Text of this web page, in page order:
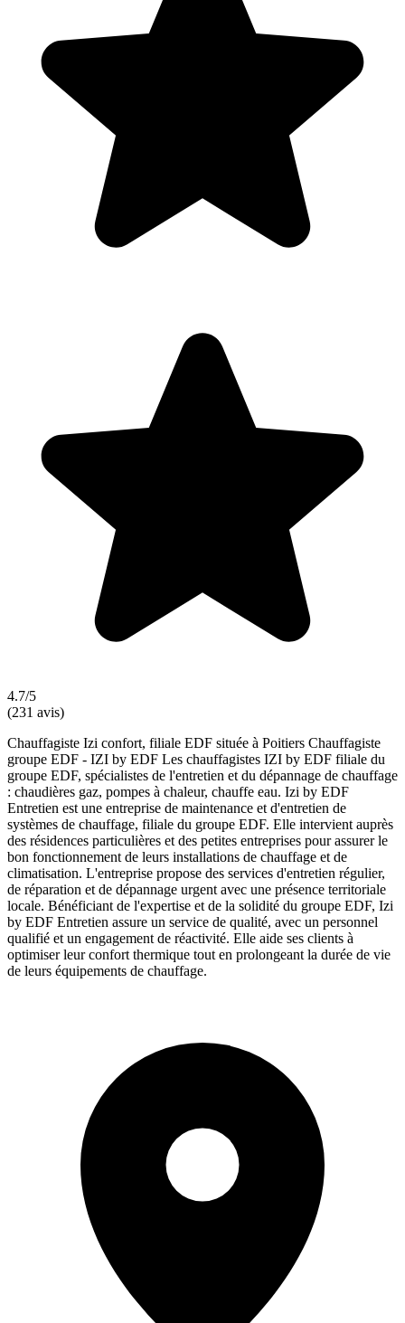
4.7/5
(231 avis)
Chauffagiste Izi confort, filiale EDF située à Poitiers Chauffagiste
groupe EDF - IZI by EDF Les chauffagistes IZI by EDF filiale du
groupe EDF, spécialistes de l'entretien et du dépannage de chauffage
: chaudières gaz, pompes à chaleur, chauffe eau. Izi by EDF
Entretien est une entreprise de maintenance et d'entretien de
systèmes de chauffage, filiale du groupe EDF. Elle intervient auprès
des résidences particulières et des petites entreprises pour assurer le
bon fonctionnement de leurs installations de chauffage et de
climatisation. L'entreprise propose des services d'entretien régulier,
de réparation et de dépannage urgent avec une présence territoriale
locale. Bénéficiant de l'expertise et de la solidité du groupe EDF, Izi
by EDF Entretien assure un service de qualité, avec un personnel
qualifié et un engagement de réactivité. Elle aide ses clients à
optimiser leur confort thermique tout en prolongeant la durée de vie
de leurs équipements de chauffage.